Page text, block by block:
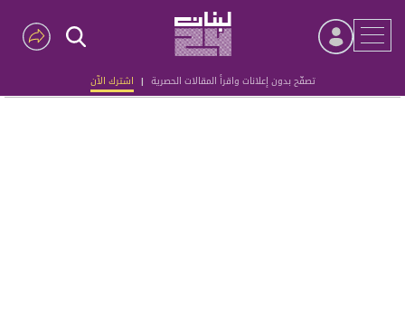
تصفّح بدون إعلانات واقرأ المقالات الحصرية | اشترك الآن
Advertisement